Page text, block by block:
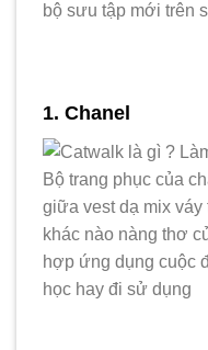
bộ sưu tập mới trên
1. Chanel
Bộ trang phục của
giữa vest dạ mix váy
khác nào nàng thơ
hợp ứng dụng cuộc
học hay đi sử dụng